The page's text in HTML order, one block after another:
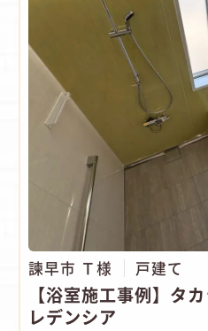
諫早市 Ｔ様 戸建て
【浴室施工事例】タ
レデンシア